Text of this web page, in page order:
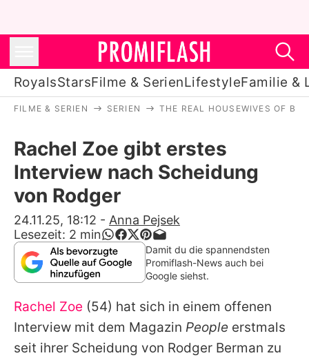
RoyalsStarsFilme & SerienLifestyleFamilie &
Stars
Filme & Serien
Lifestyle
Familie & Liebe
Promiflash Exklusiv
Alle Themen auf Promiflash
Jobs
FILME & SERIEN SERIEN THE REAL HOUSEWIVES OF
Rachel Zoe gibt erstes
Interview nach Scheidung
von Rodger
24.11.25, 18:12 - Anna Pejsek
Lesezeit: 2 min
Damit du die spannendsten
Promiflash-News auch bei
Google siehst.
Rachel Zoe (54) hat sich in einem offenen
Interview mit dem Magazin People erstmals
seit ihrer Scheidung von Rodger Berman zu